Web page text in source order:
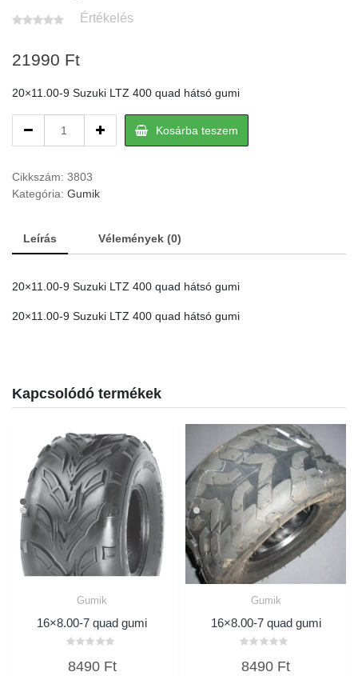
Értékelés
21990 Ft
20×11.00-9 Suzuki LTZ 400 quad hátsó gumi
LTZ
400
gumi
quantity
Kosárba teszem
Cikkszám: 3803
Kategória: Gumik
Leírás Vélemények (0)
20×11.00-9 Suzuki LTZ 400 quad hátsó gumi
20×11.00-9 Suzuki LTZ 400 quad hátsó gumi
Kapcsolódó termékek
Gumik
16×8.00-7 quad gumi
0
8490 Ft
Gumik
16×8.00-7 quad gumi
0
8490 Ft